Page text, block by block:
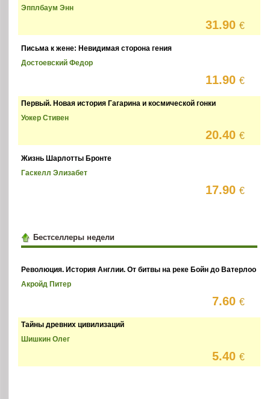
Эпплбаум Энн
31.90€
Письма к жене: Невидимая сторона гения
Достоевский Федор
11.90€
Первый. Новая история Гагарина и космической гонки
Уокер Стивен
20.40€
Жизнь Шарлотты Бронте
Гаскелл Элизабет
17.90€
Бестселлеры недели
Революция. История Англии. От битвы на реке Бойн до Ватерлоо
Акройд Питер
7.60€
Тайны древних цивилизаций
Шишкин Олег
5.40€